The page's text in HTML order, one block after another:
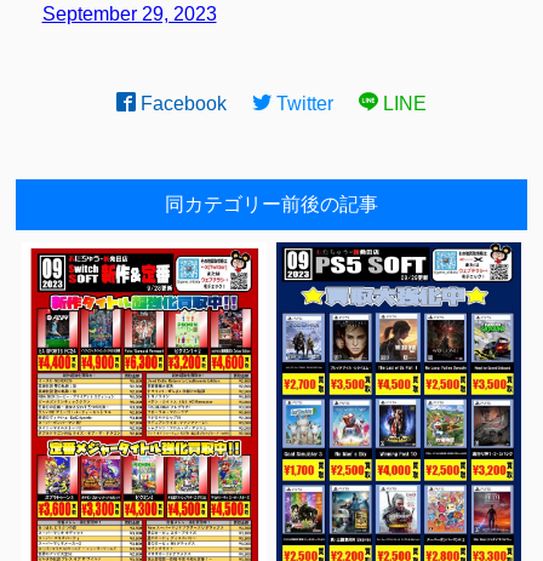
September 29, 2023
Facebook Twitter LINE
同カテゴリー前後の記事